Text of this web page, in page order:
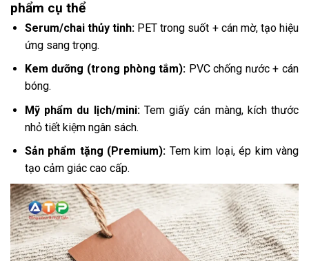
phẩm cụ thể
Serum/chai thủy tinh: PET trong suốt + cán mờ, tạo hiệu
ứng sang trọng.
Kem dưỡng (trong phòng tắm): PVC chống nước + cán
bóng.
Mỹ phẩm du lịch/mini:Tem giấy cán màng, kích thước
nhỏ tiết kiệm ngân sách.
Sản phẩm tặng (Premium): Tem kim loại, ép kim vàng
tạo cảm giác cao cấp.